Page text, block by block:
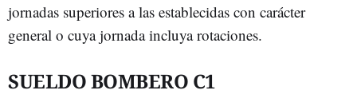
jornadas superiores a las establecidas con carácter
general o cuya jornada incluya rotaciones.
SUELDO BOMBERO C1